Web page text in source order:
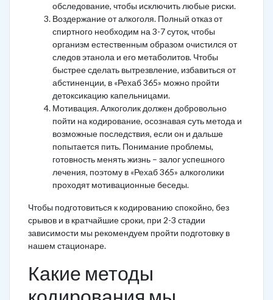
обследование, чтобы исключить любые риски.
Воздержание от алкоголя. Полный отказ от
спиртного необходим на 3-7 суток, чтобы
организм естественным образом очистился от
следов этанола и его метаболитов. Чтобы
быстрее сделать вытрезвление, избавиться от
абстиненции, в «Рехаб 365» можно пройти
детоксикацию капельницами.
Мотивация. Алкоголик должен добровольно
пойти на кодирование, осознавая суть метода и
возможные последствия, если он и дальше
попытается пить. Понимание проблемы,
готовность менять жизнь – залог успешного
лечения, поэтому в «Рехаб 365» алкоголики
проходят мотивационные беседы.
Чтобы подготовиться к кодированию спокойно, без
срывов и в кратчайшие сроки, при 2-3 стадии
зависимости мы рекомендуем пройти подготовку в
нашем стационаре.
Какие методы